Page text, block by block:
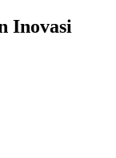
Inovasi